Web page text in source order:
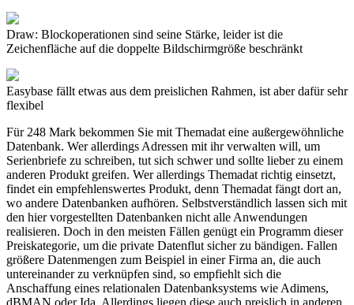
Draw: Blockoperationen sind seine Stärke, leider ist die
Zeichenfläche auf die doppelte Bildschirmgröße beschränkt
Easybase fällt etwas aus dem preislichen Rahmen, ist aber dafür sehr
flexibel
Für 248 Mark bekommen Sie mit Themadat eine außergewöhnliche
Datenbank. Wer allerdings Adressen mit ihr verwalten will, um
Serienbriefe zu schreiben, tut sich schwer und sollte lieber zu einem
anderen Produkt greifen. Wer allerdings Themadat richtig einsetzt,
findet ein empfehlenswertes Produkt, denn Themadat fängt dort an,
wo andere Datenbanken aufhören. Selbstverständlich lassen sich mit
den hier vorgestellten Datenbanken nicht alle Anwendungen
realisieren. Doch in den meisten Fällen genügt ein Programm dieser
Preiskategorie, um die private Datenflut sicher zu bändigen. Fallen
größere Datenmengen zum Beispiel in einer Firma an, die auch
untereinander zu verknüpfen sind, so empfiehlt sich die
Anschaffung eines relationalen Datenbanksystems wie Adimens,